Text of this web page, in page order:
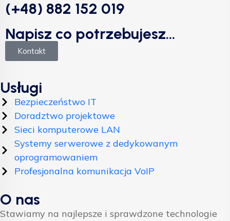
(+48) 882 152 019
Napisz co potrzebujesz...
Kontakt
Usługi
Bezpieczeństwo IT
Doradztwo projektowe
Sieci komputerowe LAN
Systemy serwerowe z dedykowanym
oprogramowaniem
Profesjonalna komunikacja VoIP
O nas
Stawiamy na najlepsze i sprawdzone technologie